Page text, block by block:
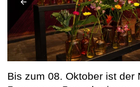
Bis zum 08. Oktober ist der